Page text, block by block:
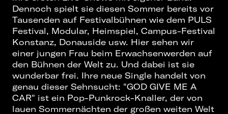
Dennoch spielt sie diesen Sommer bereits vor
Tausenden auf Festivalbühnen wie dem PULS
Festival, Modular, Heimspiel, Campus-Festival
Konstanz, Donauside usw. Hier sehen wir
einer jungen Frau beim Erwachsenwerden auf
den Bühnen der Welt zu. Und dabei ist sie
wunderbar frei. Ihre neue Single handelt von
genau dieser Sehnsucht: "GOD GIVE ME A
CAR" ist ein Pop-Punkrock-Knaller, der von
lauen Sommernächten der großen weiten Welt